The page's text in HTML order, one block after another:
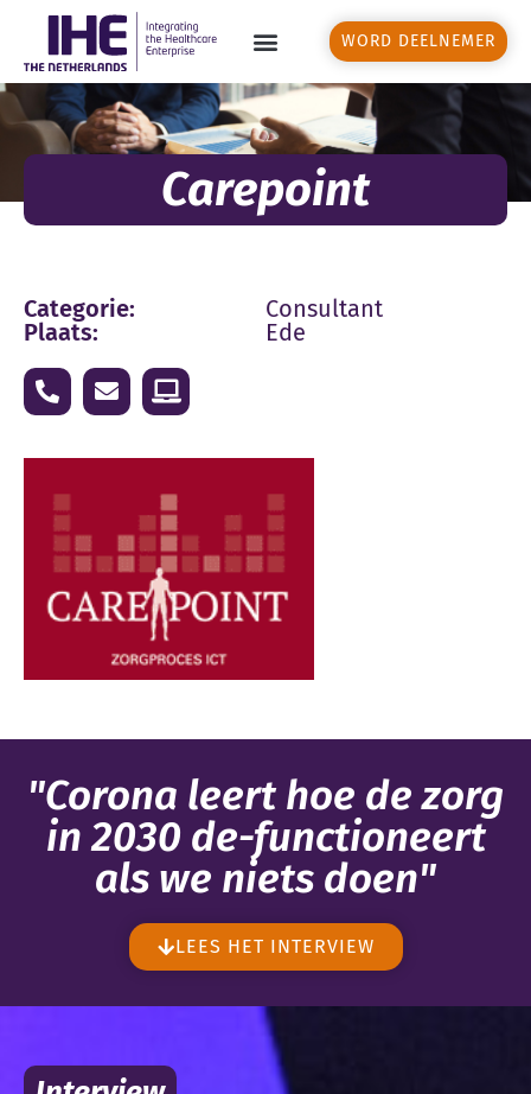
WORD DEELNEMER
Carepoint
Categorie:
Consultant
Plaats:
Ede
"Corona leert hoe de zorg
in 2030 de-functioneert
als we niets doen"
LEES HET INTERVIEW